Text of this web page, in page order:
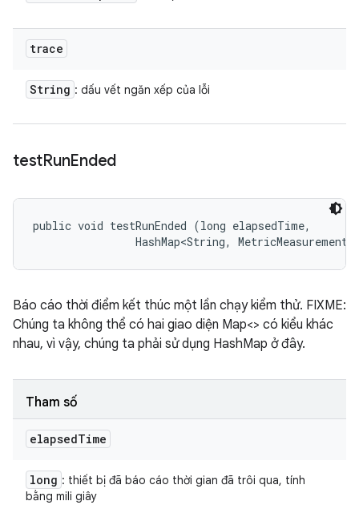
trace
String : dấu vết ngăn xếp của lỗi
testRunEnded
public void testRunEnded (long elapsedTime,
HashMap<String,
Báo cáo thời điểm kết thúc một lần chạy kiểm thử. FIXME:
Chúng ta không thể có hai giao diện Map<> có kiểu khác
nhau, vì vậy, chúng ta phải sử dụng HashMap ở đây.
Tham số
elapsedTime
long : thiết bị đã báo cáo thời gian đã trôi qua, tính
bằng mili giây